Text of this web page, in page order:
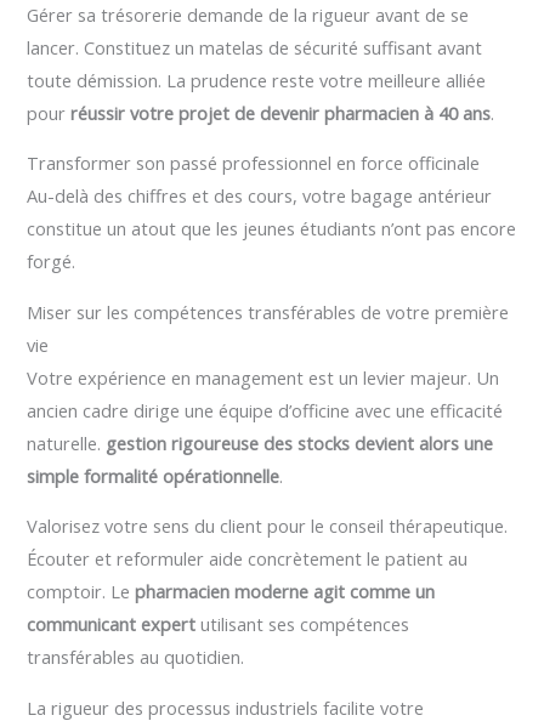
Gérer sa trésorerie demande de la rigueur avant de se
lancer. Constituez un matelas de sécurité suffisant avant
toute démission. La prudence reste votre meilleure alliée
pourréussir votre projet de devenir pharmacien à 40 ans.
Transformer son passé professionnel en force officinale
Au-delà des chiffres et des cours, votre bagage antérieur
constitue un atout que les jeunes étudiants n’ont pas encore
forgé.
Miser sur les compétences transférables de votre première
vie
Votre expérience en management est un levier majeur. Un
ancien cadre dirige une équipe d’officine avec une efficacité
naturelle. gestion rigoureuse des stocks devient alors une
simple formalité opérationnelle.
Valorisez votre sens du client pour le conseil thérapeutique.
Écouter et reformuler aide concrètement le patient au
comptoir. Lepharmacien moderne agit comme un
communicant expert utilisant ses compétences
transférables au quotidien.
La rigueur des processus industriels facilite votre